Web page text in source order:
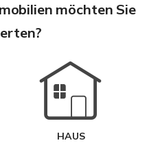
möchten Sie
HAUS